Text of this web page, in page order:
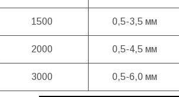
1500 0,5-3,5 мм
2000 0,5-4,5 мм
3000 0,5-6,0 мм